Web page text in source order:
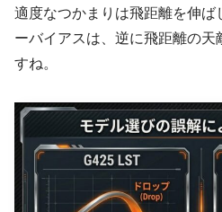
適度なつかまりは飛距離を伸ば
ーバイアスは、逆に飛距離の
すね。